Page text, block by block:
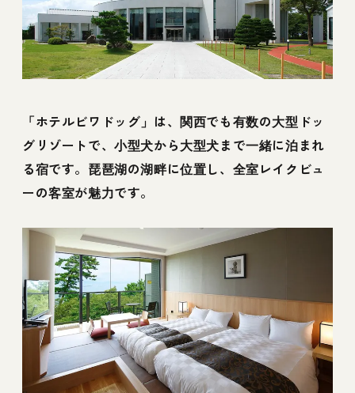
「ホテルビワドッグ」は、関西でも有数の大型ドッ
グリゾートで、小型犬から大型犬まで一緒に泊まれ
る宿です。琵琶湖の湖畔に位置し、全室レイクビュ
ーの客室が魅力です。